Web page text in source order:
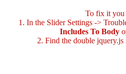
To fix it you
1. In the Slider Settings ->
Includes To Body
2. Find the double jquery.js